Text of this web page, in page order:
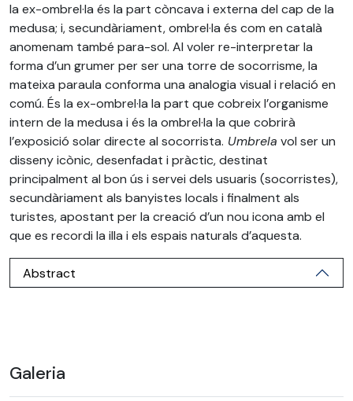
la ex-ombrel·la és la part còncava i externa del cap de la
medusa; i, secundàriament, ombrel·la és com en català
anomenam també para-sol. Al voler re-interpretar la
forma d’un grumer per ser una torre de socorrisme, la
mateixa paraula conforma una analogia visual i relació en
comú. És la ex-ombrel·la la part que cobreix l’organisme
intern de la medusa i és la ombrel·la la que cobrirà
l’exposició solar directe al socorrista. Umbrela vol ser un
disseny icònic, desenfadat i pràctic, destinat
principalment al bon ús i servei dels usuaris (socorristes),
secundàriament als banyistes locals i finalment als
turistes, apostant per la creació d’un nou icona amb el
que es recordi la illa i els espais naturals d’aquesta.
Abstract
Galeria